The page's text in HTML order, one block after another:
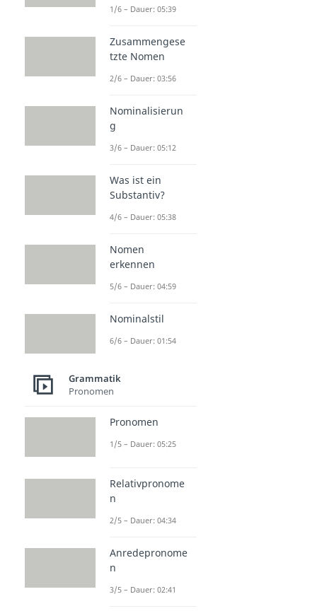
1/6 – Dauer: 05:39
Zusammengese
tzte Nomen
2/6 – Dauer: 03:56
Nominalisierun
g
3/6 – Dauer: 05:12
Was ist ein
Substantiv?
4/6 – Dauer: 05:38
Nomen
erkennen
5/6 – Dauer: 04:59
Nominalstil
6/6 – Dauer: 01:54
Grammatik
Pronomen
Pronomen
1/5 – Dauer: 05:25
Relativpronome
n
2/5 – Dauer: 04:34
Anredepronome
n
3/5 – Dauer: 02:41